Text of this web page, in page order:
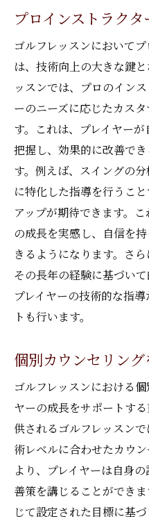
プロインストラク
ゴルフレッスンにおいて
は、技術向上の大きな鍵
ッスンでは、プロのイン
ーのニーズに応じたカス
す。これは、プレイヤー
把握し、効果的に改善で
す。例えば、スイングの
に特化した指導を行うこ
アップが期待できます。
の成長を実感し、自信を
きるようになります。さ
その長年の経験に基づい
プレイヤーの技術的な指
トも行います。
個別カウンセリン
ゴルフレッスンにおける
ヤーの成長をサポートす
供されるゴルフレッスン
術レベルに合わせたカウ
より、プレイヤーは自身
善策を講じることができ
じて設定された目標に基